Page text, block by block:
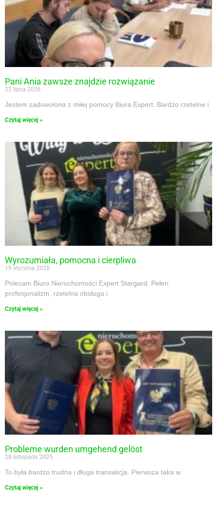
Pani Ania zawsze znajdzie rozwiązanie
22 lipca 2026
Jestem zadowolona z miłej pomocy Biura Expert. Bardzo rzetelne i
Czytaj więcej »
Wyrozumiała, pomocna i cierpliwa
19 stycznia 2026
Polecam Biuro Nieruchomości Expert Stargard. Pełen
profesjonalizm, rzetelna obsługa i
Czytaj więcej »
Probleme wurden umgehend gelöst
28 listopada 2025
To była bardzo trudna i długa transakcja. Pierwsza taka w
Czytaj więcej »